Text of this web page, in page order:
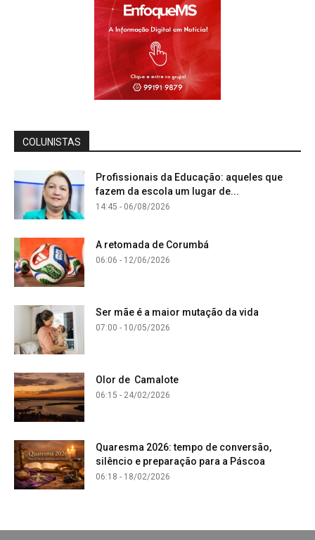
COLUNISTAS
Profissionais da Educação: aqueles que
fazem da escola um lugar de...
14:45 - 06/08/2026
A retomada de Corumbá
06:06 - 12/06/2026
Ser mãe é a maior mutação da vida
07:00 - 10/05/2026
Olor de Camalote
06:15 - 24/02/2026
Quaresma 2026: tempo de conversão,
silêncio e preparação para a Páscoa
06:18 - 18/02/2026